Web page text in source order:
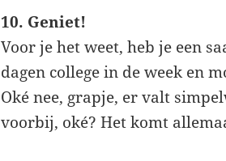
10. Geniet!
Voor je het weet, heb je een
dagen college in de week en
Oké nee, grapje, er valt
voorbij, oké? Het komt